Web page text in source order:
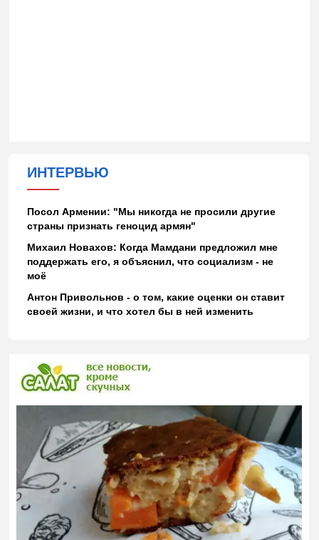
ИНТЕРВЬЮ
Посол Армении: "Мы никогда не просили другие
страны признать геноцид армян"
Михаил Новахов: Когда Мамдани предложил мне
поддержать его, я объяснил, что социализм - не
моё
Антон Привольнов - о том, какие оценки он ставит
своей жизни, и что хотел бы в ней изменить